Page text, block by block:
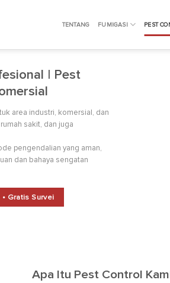
TENTANG FUMIGASI PEST
| Pest
area industri, komersial, dan
sakit, dan juga
pengendalian yang aman,
dan bahaya sengatan
Gratis Survei
Apa Itu Pest Control